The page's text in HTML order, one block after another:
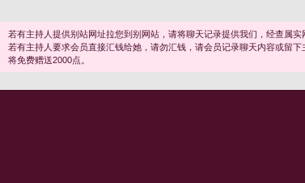
若有主持人提供别站网址拉您到别网站，请将聊天记录提供我们，经查属实
若有主持人要求会员直接汇钱给她，请勿汇钱，请会员记录聊天内容或留
将免费赠送2000点。